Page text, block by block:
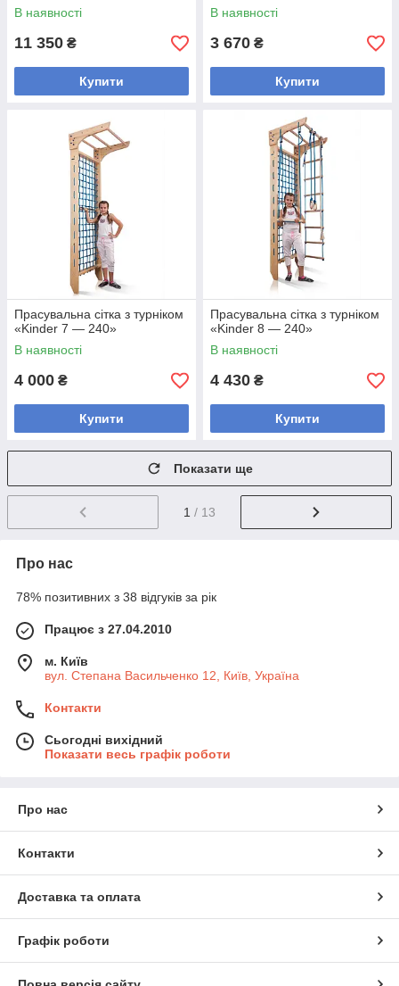
В наявності
11 350 ₴
Купити
В наявності
3 670 ₴
Купити
Прасувальна сітка з турніком
«Kinder 7 — 240»
В наявності
4 000 ₴
Купити
Прасувальна сітка з турніком
«Kinder 8 — 240»
В наявності
4 430 ₴
Купити
Показати ще
1 / 13
Про нас
78% позитивних з 38 відгуків за рік
Працює з 27.04.2010
м. Київ
вул. Степана Васильченко 12, Київ, Україна
Контакти
Сьогодні вихідний
Показати весь графік роботи
Про нас
Контакти
Доставка та оплата
Графік роботи